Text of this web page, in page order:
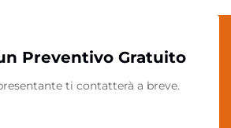
Preventivo Gratuito
ti contatterà a breve.